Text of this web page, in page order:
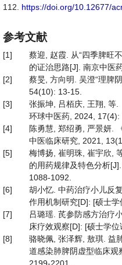
112. https://doi.org/10.12677/
参考文献
[1]
蔡迎, 赵霞. 从“四季脾旺
的证治思路[J]. 南京中医
[2]
蔡旻, 方向明. 吴澄“理脾
54(10): 13-15.
[3]
张振坤, 吕栢庆, 王翔, 等.
环球中医药, 2024, 17(4):
[4]
陈勇慧, 郑绍勇, 严景妍.
中医临床研究, 2021,
[5]
梅博扬, 崔明珠, 崔宇欣,
的用药规律及特色分析
1088-1092.
[6]
胡小忆. 中药治疗小儿反
作用机制研究[D]: [硕士
[7]
吕璐瑶. 芪参防感方治疗
床疗效观察[D]: [硕士学
[8]
骆晓佩, 张泽辉, 敖琪. 益
道感染肺脾阴虚型临床